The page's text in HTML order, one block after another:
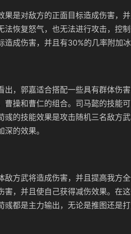
果是对敌方的正面目标造成伤害，
法恢复怒气，也无法进行攻击，控
造成伤害，并且有30%的几率附加冰
出，郭嘉适合搭配一些具有群体伤
曹操和曹仁的组合。司马懿的技能
彧的技能效果是攻击随机三名敌方
的效果。
敌方武将造成伤害，并且提高我方
害，并且使自己获得减伤效果。在
都是主力输出，无论是推图还是打